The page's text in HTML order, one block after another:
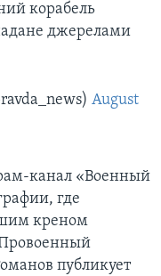
корабель
джерелами
August
канал «Военный
где
креном
Провоенный
публикует